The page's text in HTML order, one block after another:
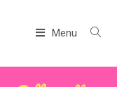
Menu